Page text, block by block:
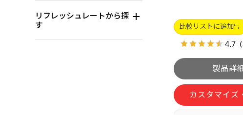
リフレッシュレートから探
す
比較リストに追加
4.7
カスタマイズ